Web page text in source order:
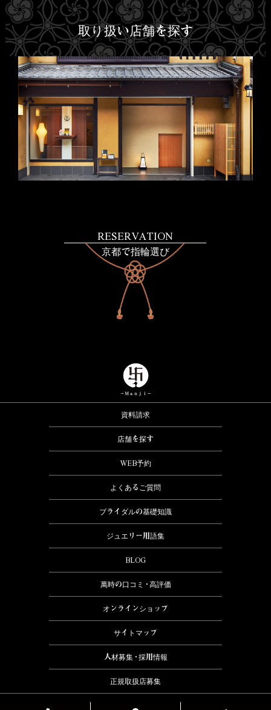
取り扱い店舗を探す
RESERVATION
京都で指輪選び
資料請求
店舗を探す
WEB予約
よくあるご質問
ブライダルの基礎知識
ジュエリー用語集
BLOG
萬時の口コミ・高評価
オンラインショップ
サイトマップ
人材募集・採用情報
正規取扱店募集